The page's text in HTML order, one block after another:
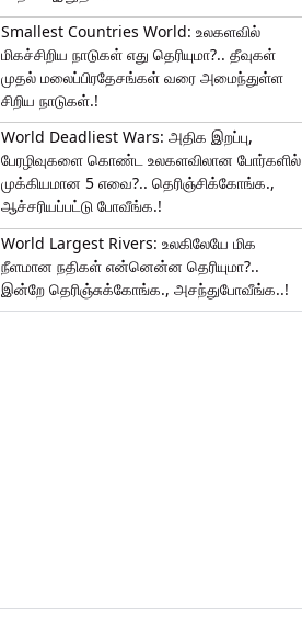
Smallest Countries World: உலகளவில்
மிகச்சிறிய நாடுகள் எது தெரியுமா?.. தீவுகள்
முதல் மலைப்பிரதேசங்கள் வரை அமைந்துள்ள
சிறிய நாடுகள்.!
World Deadliest Wars: அதிக இறப்பு,
பேரழிவுகளை கொண்ட உலகளவிலான போர்களில்
முக்கியமான 5 எவை?.. தெரிஞ்சிக்கோங்க.,
ஆச்சரியப்பட்டு போவீங்க.!
World Largest Rivers: உலகிலேயே மிக
நீளமான நதிகள் என்னென்ன தெரியுமா?..
இன்றே தெரிஞ்சுக்கோங்க., அசந்துபோவீங்க..!